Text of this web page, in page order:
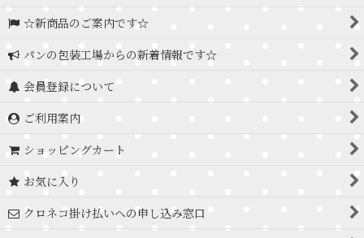
☆新商品のご案内です☆
パンの包装工場からの新着情報です☆
会員登録について
ご利用案内
ショッピングカート
お気に入り
クロネコ掛け払いへの申し込み窓口